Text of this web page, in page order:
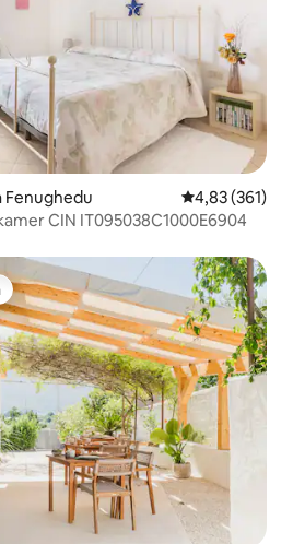
Fenughedu Gemiddelde
4,83 (361)
Lichte kamer met badkamer CIN IT095038C1000E6904